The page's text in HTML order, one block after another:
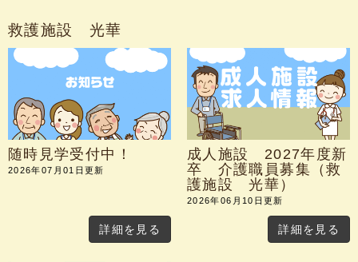
救護施設 光華
随時見学受付中！
2026年07月01日更新
詳細を見る
成人施設 2027年度新
卒 介護職員募集（救
護施設 光華）
2026年06月10日更新
詳細を見る